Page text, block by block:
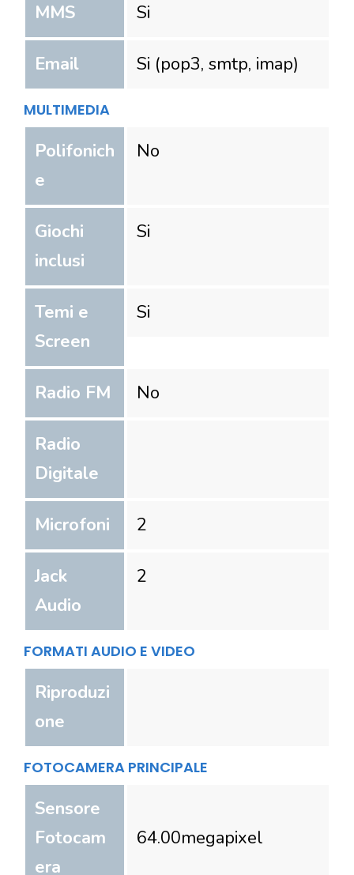
MMS Si
Email Si (pop3, smtp, imap)
MULTIMEDIA
Polifonich
e
No
Giochi
inclusi
Si
Temi e
Screen
Si
Radio FM No
Radio
Digitale
Microfoni 2
Jack
Audio
2
FORMATI AUDIO E VIDEO
Riproduzi
one
FOTOCAMERA PRINCIPALE
Sensore
Fotocam
era
64.00megapixel